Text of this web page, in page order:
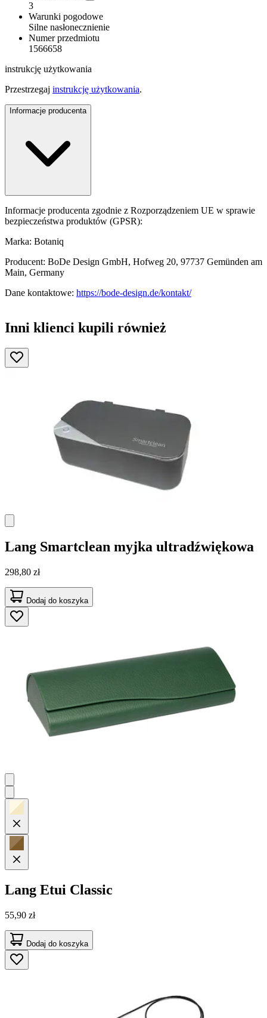
3
Warunki pogodowe
Silne nasłonecznienie
Numer przedmiotu
1566658
instrukcję użytkowania
Przestrzegaj instrukcję użytkowania.
Informacje producenta
Informacje producenta zgodnie z Rozporządzeniem UE w sprawie
bezpieczeństwa produktów (GPSR):
Marka: Botaniq
Producent: BoDe Design GmbH, Hofweg 20, 97737 Gemünden am
Main, Germany
Dane kontaktowe: https://bode-design.de/kontakt/
Inni klienci kupili również
Lang Smartclean myjka ultradźwiękowa
298,80 zł
Dodaj do koszyka
Lang Etui Classic
55,90 zł
Dodaj do koszyka